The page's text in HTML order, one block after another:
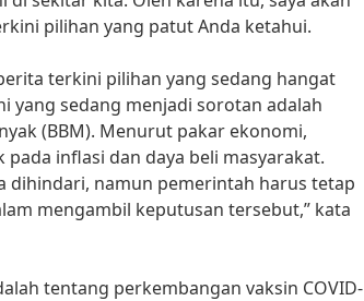
pilihan yang patut Anda ketahui.
terkini pilihan yang sedang hangat
yang sedang menjadi sorotan adalah
(BBM). Menurut pakar ekonomi,
inflasi dan daya beli masyarakat.
dihindari, namun pemerintah harus tetap
mengambil keputusan tersebut,” kata
tentang perkembangan vaksin COVID-